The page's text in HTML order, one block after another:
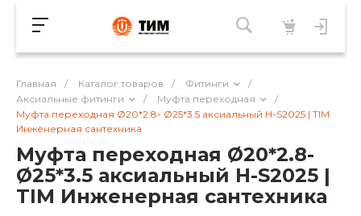
Главная / Каталог товаров / Фитинги
/
Аксиальные фитинги
/ Муфта переходная
/
Муфта переходная Ø20*2.8- Ø25*3.5 аксиальный H-S2025 | TIM
Инженерная сантехника
Муфта переходная Ø20*2.8-
Ø25*3.5 аксиальный H-S2025 |
TIM Инженерная сантехника